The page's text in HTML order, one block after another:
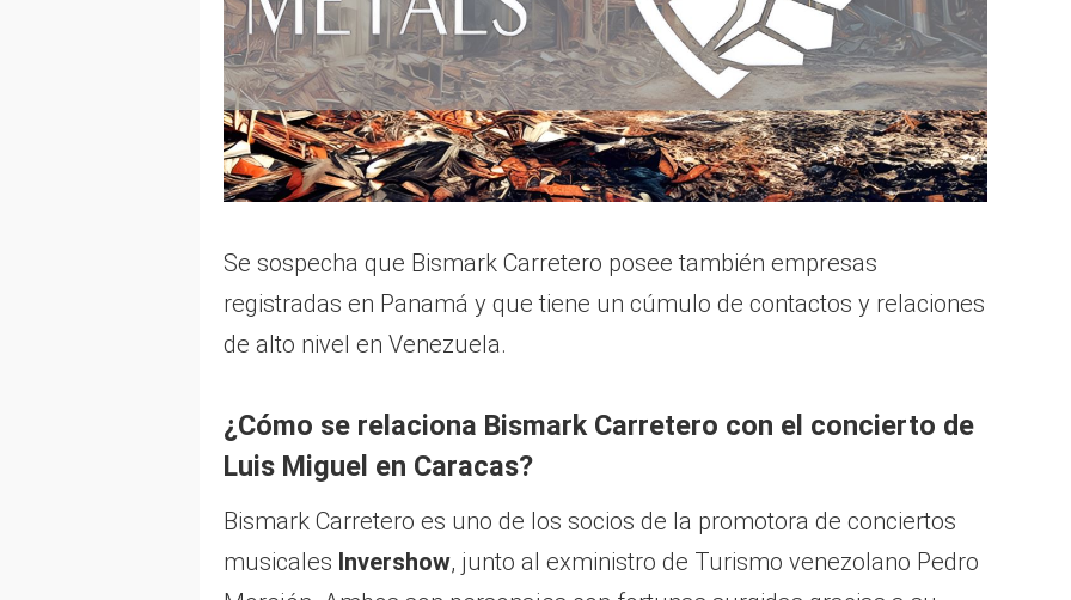
Se sospecha que Bismark Carretero posee también empresas
registradas en Panamá y que tiene un cúmulo de contactos y relaciones
de alto nivel en Venezuela.
¿Cómo se relaciona Bismark Carretero con el concierto de
Luis Miguel en Caracas?
Bismark Carretero es uno de los socios de la promotora de conciertos
musicales Invershow, junto al exministro de Turismo venezolano Pedro